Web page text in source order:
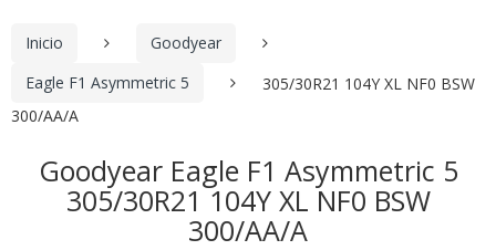
Inicio
Goodyear
Eagle F1 Asymmetric 5
305/30R21 104Y XL NF0 BSW
300/AA/A
Goodyear Eagle F1 Asymmetric 5
305/30R21 104Y XL NF0 BSW
300/AA/A